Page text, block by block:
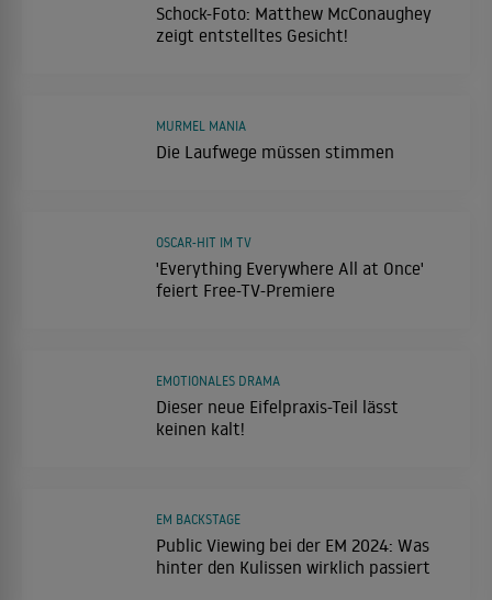
Schock-Foto: Matthew McConaughey
zeigt entstelltes Gesicht!
Die Laufwege müssen stimmen
MURMEL MANIA
'Everything Everywhere All at Once'
feiert Free-TV-Premiere
OSCAR-HIT IM TV
Dieser neue Eifelpraxis-Teil lässt
keinen kalt!
EMOTIONALES DRAMA
Public Viewing bei der EM 2024: Was
hinter den Kulissen wirklich passiert
EM BACKSTAGE